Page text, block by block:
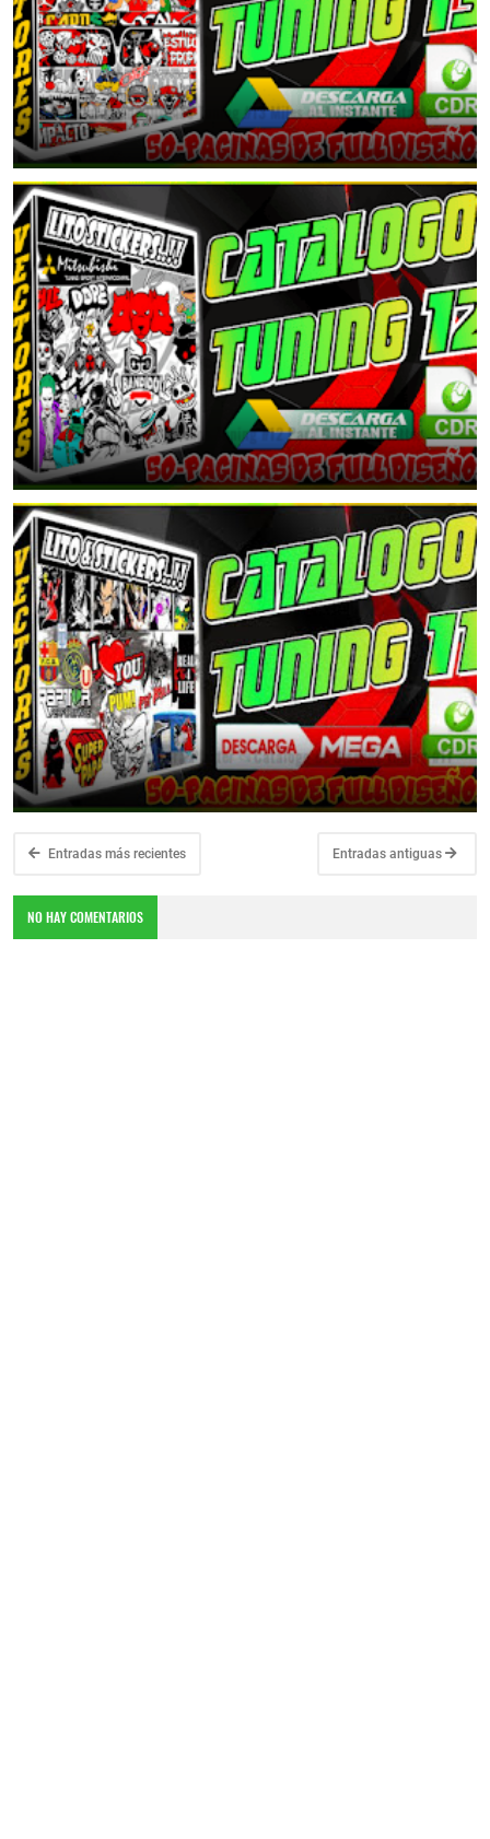
📂Catalogo de Diseños Tuning #13 Miles de Vectores editables
January 9, 2026
📂Catalogo de Diseños Tuning #12 Para Corte en Plotter
January 9, 2026
Vectores Editables Para Plotter 📂Catalogo de Diseños Tuning #11
September 9, 2021
Entradas más recientes Entradas antiguas
NO HAY COMENTARIOS